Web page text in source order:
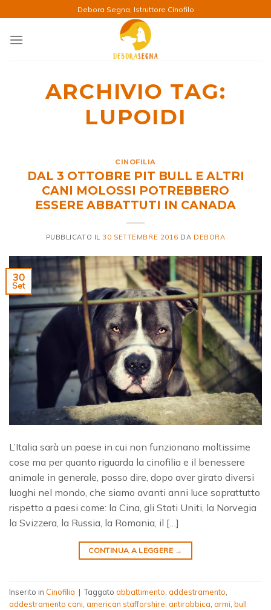
ai
contenuti
Debora Segna, Istruttore Cinofilo
ARCHIVIO TAG:
LUPOIDI
CINOFILIA
DAL 3 OTTOBRE PIT BULL E ALTRI
CANI MOLOSSI POTREBBERO
ESSERE ABBATTUTI IN CANADA
PUBBLICATO IL 30 SETTEMBRE 2016 DA DEBORA
30
Set
L’Italia sarà un paese in cui non funzionano moltissime
cose ma per quanto riguarda la cinofilia e il benessere
animale in generale, posso dire, dopo aver girato diversi
luoghi nel mondo, che siamo avanti anni luce soprattutto
rispetto a paesi come: la Cina, gli Stati Uniti, la Norvegia
la Svizzera, la Russia, la Romania, il […]
CONTINUA A LEGGERE →
Inserito in Cinofilia | Taggato abbattimento addestramento
addestramento cani american stafforshire antirabbica armi bull